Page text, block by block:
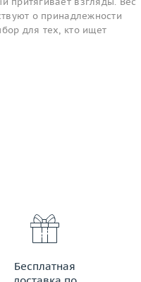
о принадлежности
для тех, кто ищет
Бесплатная